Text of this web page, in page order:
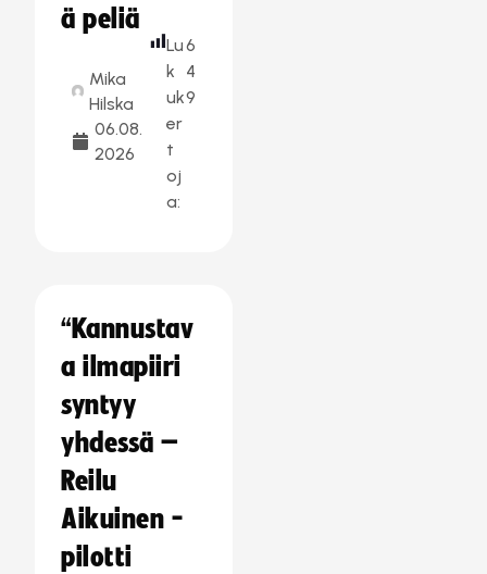
ä peliä
Mika
Hilska
06.08.
2026
Lu
k
uk
er
t
oj
a:
6
4
9
“Kannustav
a ilmapiiri
syntyy
yhdessä –
Reilu
Aikuinen -
pilotti